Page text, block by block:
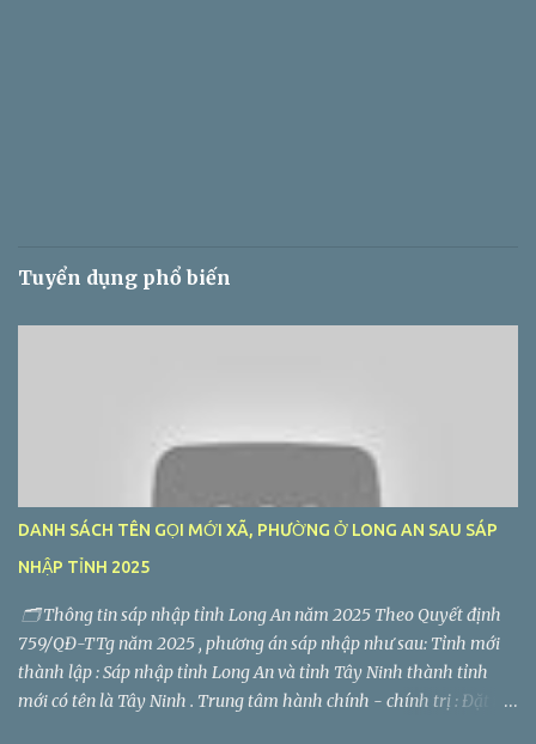
Tuyển dụng phổ biến
DANH SÁCH TÊN GỌI MỚI XÃ, PHƯỜNG Ở LONG AN SAU SÁP
NHẬP TỈNH 2025
🗂️ Thông tin sáp nhập tỉnh Long An năm 2025 Theo Quyết định
759/QĐ-TTg năm 2025 , phương án sáp nhập như sau: Tỉnh mới
thành lập : Sáp nhập tỉnh Long An và tỉnh Tây Ninh thành tỉnh
mới có tên là Tây Ninh . Trung tâm hành chính - chính trị : Đặt tại